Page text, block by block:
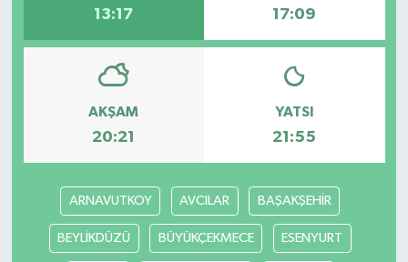
13:17 17:09
AKŞAM
20:21
YATSI
21:55
ARNAVUTKOY AVCILAR BAŞAKŞEHİR
BEYLİKDÜZÜ BÜYÜKÇEKMECE ESENYURT